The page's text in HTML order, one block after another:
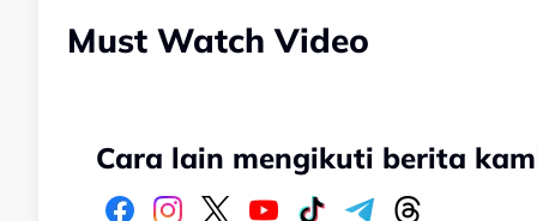
Must Watch Video
Cara lain mengikuti berita